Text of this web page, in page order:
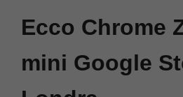
Ecco Chrome
mini Google